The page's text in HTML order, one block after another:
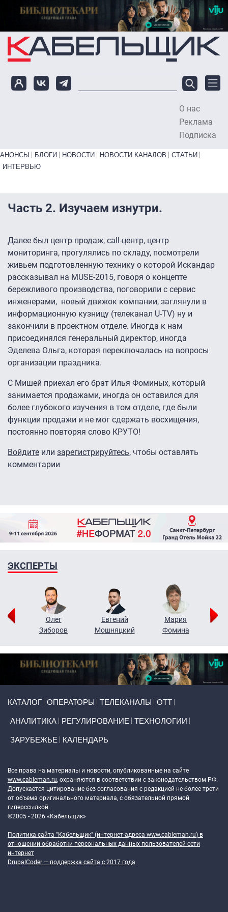
Перейти к основному содержанию
О нас
Реклама
Подписка
Primary links bottom
АНОНСЫ БЛОГИ НОВОСТИ НОВОСТИ КАНАЛОВ
СТАТЬИ
ИНТЕРВЬЮ
Часть 2. Изучаем изнутри.
Далее был центр продаж, сall-центр, центр
мониторинга, прогулялись по складу, посмотрели
живьем подготовленную технику о которой Искандар
рассказывал на MUSE-2015, говоря о концепте
бережливого производства, поговорили с сервис
инженерами, новый движок компании, заглянули в
информационную кузницу (телеканал U-TV) ну и
закончили в проектном отделе. Иногда к нам
присоединялся генеральный директор, иногда
Эделева Ольга, которая переключалась на вопросы
организации праздника.
С Мишей приехал его брат Илья Фоминых, который
занимается продажами, иногда он оставился для
более глубокого изучения в том отделе, где были
функции продажи и не мог сдержать восхищения,
постоянно повторяя слово КРУТО!
Войдите или зарегистрируйтесь, чтобы оставлять
комментарии
ЭКСПЕРТЫ
Олег
Зиборов
Евгений
Мошняцкий
Мария
Фомина
КАТАЛОГ ОПЕРАТОРЫ ТЕЛЕКАНАЛЫ ОТТ
АНАЛИТИКА РЕГУЛИРОВАНИЕ ТЕХНОЛОГИИ
ЗАРУБЕЖЬЕ КАЛЕНДАРЬ
Все права на материалы и новости, опубликованные на сайте
www.cableman.ru, охраняются в соответствии с законодательством РФ.
Допускается цитирование без согласования с редакцией не более трети
от объема оригинального материала, с обязательной прямой
гиперссылкой.
©2005 - 2026 «Кабельщик»
Политика сайта "Кабельщик" (интернет-адреса www.cableman.ru) в
отношении обработки персональных данных пользователей сети
интернет
DrupalCoder — поддержка сайта c 2017 года